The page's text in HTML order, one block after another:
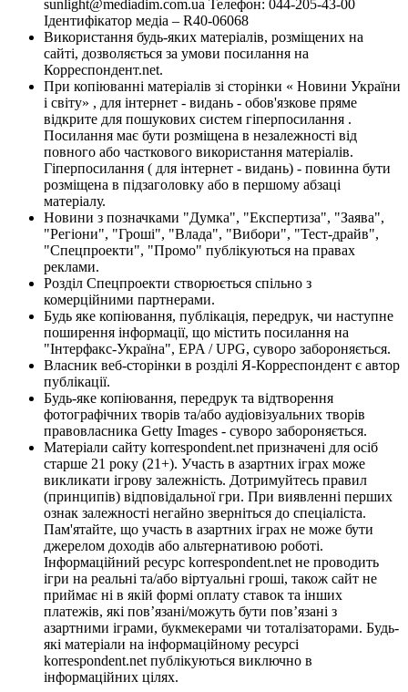
sunlight@mediadim.com.ua Телефон: 044-205-43-00
Ідентифікатор медіа – R40-06068
Використання будь-яких матеріалів, розміщених на
сайті, дозволяється за умови посилання на
Корреспондент.net.
При копіюванні матеріалів зі сторінки « Новини України
і світу» , для інтернет - видань - обов'язкове пряме
відкрите для пошукових систем гіперпосилання .
Посилання має бути розміщена в незалежності від
повного або часткового використання матеріалів.
Гіперпосилання ( для інтернет - видань) - повинна бути
розміщена в підзаголовку або в першому абзаці
матеріалу.
Новини з позначками "Думка", "Експертиза", "Заява",
"Регіони", "Гроші", "Влада", "Вибори", "Тест-драйв",
"Спецпроекти", "Промо" публікуються на правах
реклами.
Розділ Спецпроекти створюється спільно з
комерційними партнерами.
Будь яке копіювання, публікація, передрук, чи наступне
поширення інформації, що містить посилання на
"Інтерфакс-Україна", EPA / UPG, суворо забороняється.
Власник веб-сторінки в розділі Я-Корреспондент є автор
публікації.
Будь-яке копіювання, передрук та відтворення
фотографічних творів та/або аудіовізуальних творів
правовласника Getty Images - суворо забороняється.
Матеріали сайту korrespondent.net призначені для осіб
старше 21 року (21+). Участь в азартних іграх може
викликати ігрову залежність. Дотримуйтесь правил
(принципів) відповідальної гри. При виявленні перших
ознак залежності негайно зверніться до спеціаліста.
Пам'ятайте, що участь в азартних іграх не може бути
джерелом доходів або альтернативою роботі.
Інформаційний ресурс korrespondent.net не проводить
ігри на реальні та/або віртуальні гроші, також сайт не
приймає ні в якій формі оплату ставок та інших
платежів, які пов’язані/можуть бути пов’язані з
азартними іграми, букмекерами чи тоталізаторами. Будь-
які матеріали на інформаційному ресурсі
korrespondent.net публікуються виключно в
інформаційних цілях.